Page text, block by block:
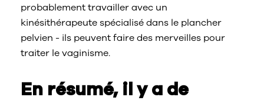
probablement travailler avec un
kinésithérapeute spécialisé dans le plancher
pelvien - ils peuvent faire des merveilles pour
traiter le vaginisme.
En résumé, il y a de